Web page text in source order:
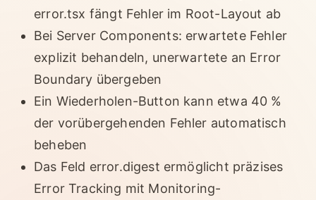
error.tsx fängt Fehler im Root-Layout ab
Bei Server Components: erwartete Fehler
explizit behandeln, unerwartete an Error
Boundary übergeben
Ein Wiederholen-Button kann etwa 40 %
der vorübergehenden Fehler automatisch
beheben
Das Feld error.digest ermöglicht präzises
Error Tracking mit Monitoring-